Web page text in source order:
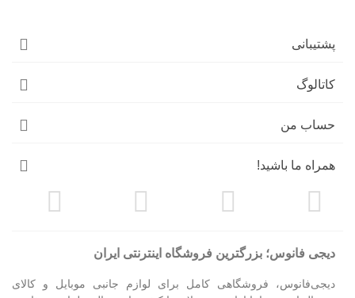
پشتیبانی
کاتالوگ
حساب من
همراه ما باشید!
دیجی فانوس؛ بزرگترین فروشگاه اینترنتی ایران
دیجی‌فانوس، فروشگاهی کامل برای لوازم جانبی موبایل و کالای